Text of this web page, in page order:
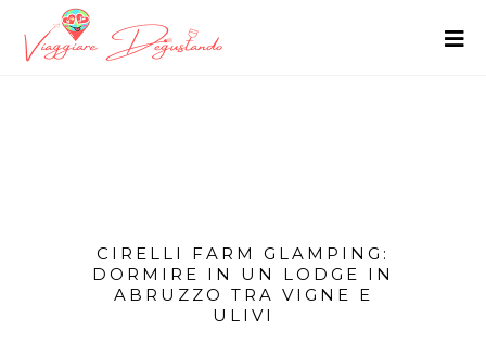
CIRELLI FARM GLAMPING:
DORMIRE IN UN LODGE IN
ABRUZZO TRA VIGNE E
ULIVI